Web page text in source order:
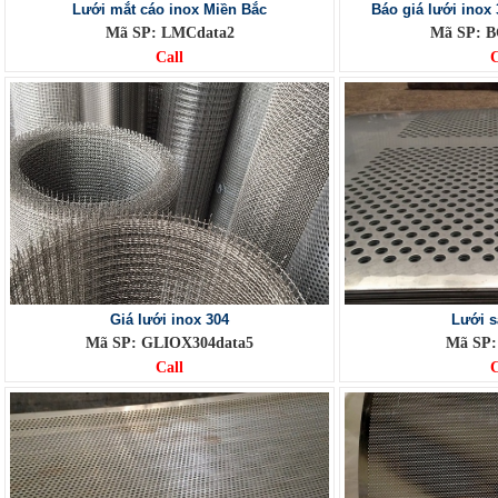
Lưới mắt cáo inox Miền Bắc
Mã SP: LMCdata2
Call
Báo giá lưới inox
Mã SP:
Giá lưới inox 304
Mã SP: GLIOX304data5
Call
Lưới
Mã